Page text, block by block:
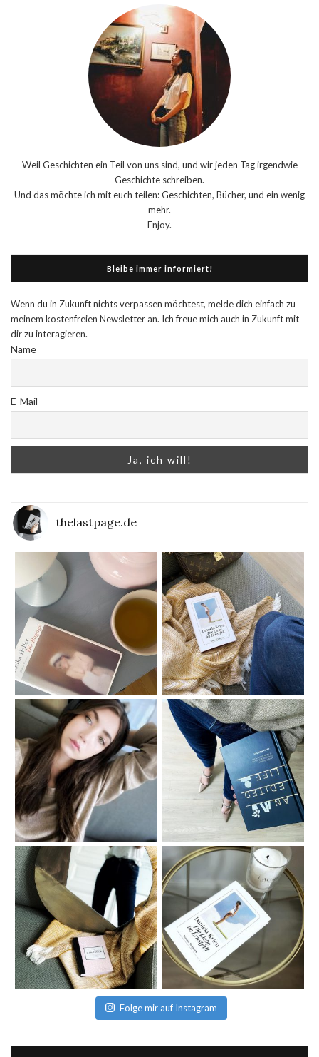
Weil Geschichten ein Teil von uns sind, und wir jeden Tag irgendwie
Geschichte schreiben.
Und das möchte ich mit euch teilen: Geschichten, Bücher, und ein wenig
mehr.
Enjoy.
Bleibe immer informiert!
Wenn du in Zukunft nichts verpassen möchtest, melde dich einfach zu
meinem kostenfreien Newsletter an. Ich freue mich auch in Zukunft mit
dir zu interagieren.
Name
E-Mail
thelastpage.de
Folge mir auf Instagram